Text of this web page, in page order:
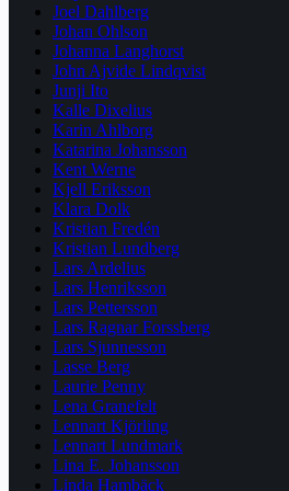
Joel Dahlberg
Johan Ohlson
Johanna Langhorst
John Ajvide Lindqvist
Junji Ito
Kalle Dixelius
Karin Ahlborg
Katarina Johansson
Kent Werne
Kjell Eriksson
Klara Dolk
Kristian Fredén
Kristian Lundberg
Lars Ardelius
Lars Henriksson
Lars Pettersson
Lars Ragnar Forssberg
Lars Sjunnesson
Lasse Berg
Laurie Penny
Lena Granefelt
Lennart Kjörling
Lennart Lundmark
Lina E. Johansson
Linda Hambäck